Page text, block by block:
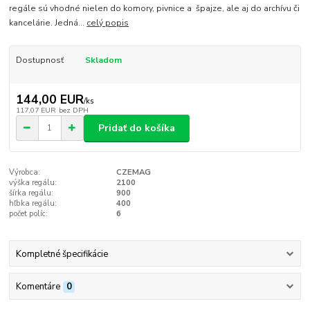
regále sú vhodné nielen do komory, pivnice a špajze, ale aj do archívu či
kancelárie. Jedná... celý popis
Dostupnosť Skladom
144,00 EUR/ks
117,07 EUR bez DPH
Pridať do košíka
Výrobca:
CZEMAG
výška regálu:
2100
šírka regálu:
900
hľbka regálu:
400
počet políc:
6
Kompletné špecifikácie
Komentáre 0